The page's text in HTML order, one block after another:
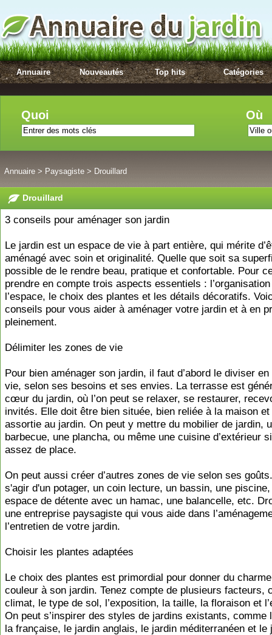
Annuaire Nouveautés Top hits Catégories
Quoi Où
Annuaire > Paysagiste > Drouillard
Drouillard
3 conseils pour aménager son jardin
Le jardin est un espace de vie à part entière, qui mérite
aménagé avec soin et originalité. Quelle que soit sa
possible de le rendre beau, pratique et confortable. Pour
prendre en compte trois aspects essentiels :
l’espace, le choix des plantes et les détails décoratifs.
conseils pour vous aider à aménager votre jardin et à en
pleinement.
Délimiter les zones de vie
Pour bien aménager son jardin, il faut d’abord le diviser
vie, selon ses besoins et ses envies. La terrasse est
cœur du jardin, où l’on peut se relaxer, se restaurer,
invités. Elle doit être bien située, bien reliée à la maison et
assortie au jardin. On peut y mettre du mobilier de jardin,
barbecue, une plancha, ou même une cuisine d’extérieur si
assez de place.
On peut aussi créer d’autres zones de vie selon ses
s'agir d'un potager, un coin lecture, un bassin, une
espace de détente avec un hamac, une balancelle, etc.
une entreprise paysagiste qui vous aide dans
l’entretien de votre jardin.
Choisir les plantes adaptées
Le choix des plantes est primordial pour donner du
couleur à son jardin. Tenez compte de plusieurs facteurs,
climat, le type de sol, l’exposition, la taille, la floraison et
On peut s’inspirer des styles de jardins existants, comme
la française, le jardin anglais, le jardin méditerranéen et le